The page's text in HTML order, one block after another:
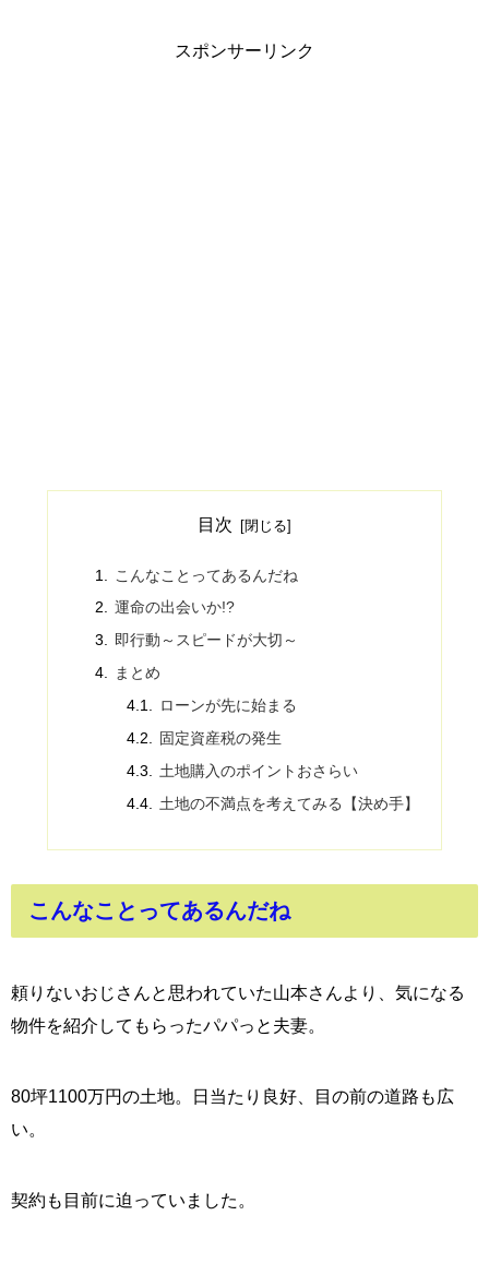
スポンサーリンク
目次
こんなことってあるんだね
運命の出会いか!?
即行動～スピードが大切～
まとめ
ローンが先に始まる
固定資産税の発生
土地購入のポイントおさらい
土地の不満点を考えてみる【決め手】
こんなことってあるんだね
頼りないおじさんと思われていた山本さんより、気になる
物件を紹介してもらったパパっと夫妻。
80坪1100万円の土地。日当たり良好、目の前の道路も広
い。
契約も目前に迫っていました。